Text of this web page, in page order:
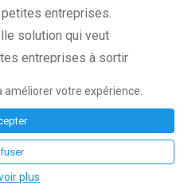
entreprises.
solution qui veut
entreprises à sortir
aider les petites
maximale
minimale. Grâce à
améliorer votre expérience.
plus